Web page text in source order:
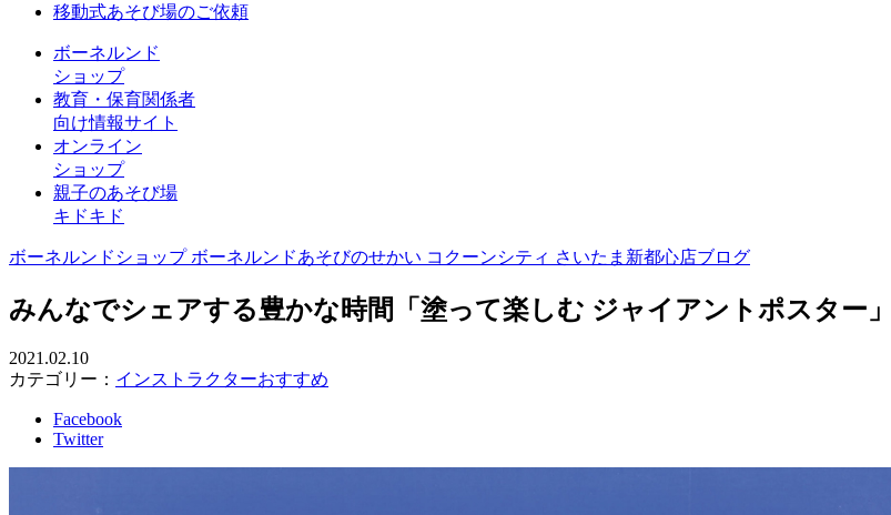
移動式あそび場のご依頼
ボーネルンド
ショップ
教育・保育関係者
向け情報サイト
オンライン
ショップ
親子のあそび場
キドキド
ボーネルンドショップ ボーネルンドあそびのせかい コクーンシティ さいたま新都心店ブログ
みんなでシェアする豊かな時間「塗って楽しむ ジャイアントポスター」
2021.02.10
カテゴリー： インストラクターおすすめ
Facebook
Twitter